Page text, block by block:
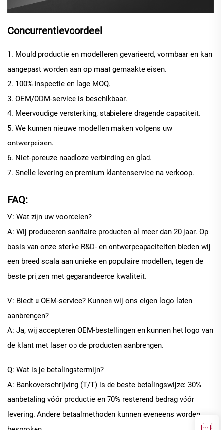
Concurrentievoordeel
1. Mould productie en modelleren gevarieerd, vormbaar en kan
aangepast worden aan op maat gemaakte eisen.
2. 100% inspectie en lage MOQ.
3. OEM/ODM-service is beschikbaar.
4. Meervoudige versterking, stabielere dragende capaciteit.
5. We kunnen nieuwe modellen maken volgens uw
ontwerpeisen.
6. Niet-poreuze naadloze verbinding en glad.
7. Snelle levering en premium klantenservice na verkoop.
FAQ:
V: Wat zijn uw voordelen?
A: Wij produceren sanitaire producten al meer dan 20 jaar. Op
basis van onze sterke R&D- en ontwerpcapaciteiten bieden wij
een breed scala aan unieke en populaire modellen, tegen de
beste prijzen met gegarandeerde kwaliteit.
V: Biedt u OEM-service? Kunnen wij ons eigen logo laten
aanbrengen?
A: Ja, wij accepteren OEM-bestellingen en kunnen het logo van
de klant met laser op de producten aanbrengen.
Q: Wat is je betalingstermijn?
A: Bankoverschrijving (T/T) is de beste betalingswijze: 30%
aanbetaling vóór productie en 70% resterend bedrag vóór
levering. Andere betaalmethoden kunnen eveneens worden